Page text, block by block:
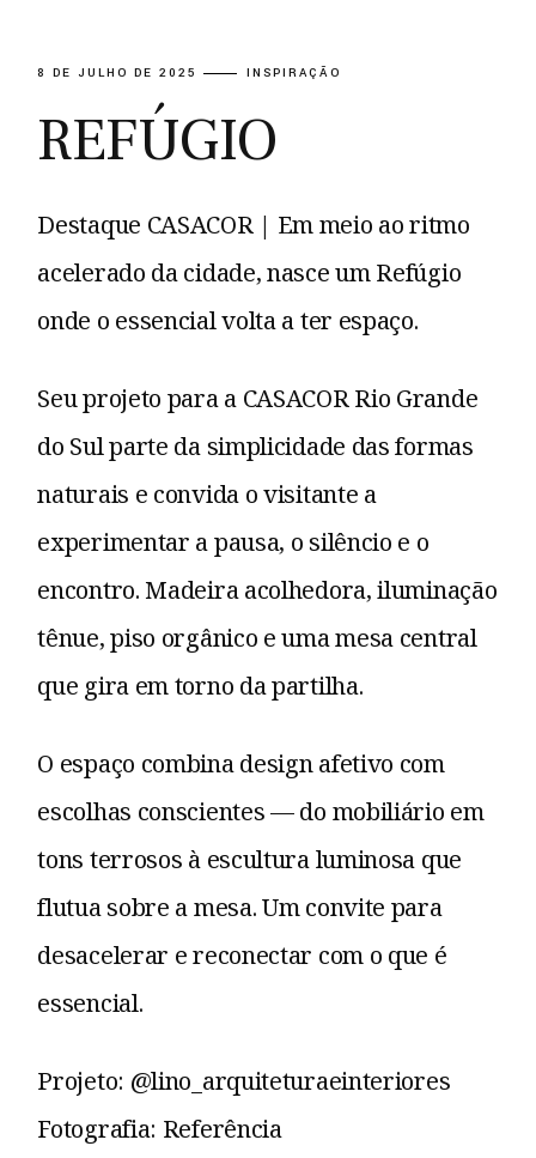
8 DE JULHO DE 2025 INSPIRAÇÃO
REFÚGIO
Destaque CASACOR | Em meio ao ritmo
acelerado da cidade, nasce um Refúgio
onde o essencial volta a ter espaço.
Seu projeto para a CASACOR Rio Grande
do Sul parte da simplicidade das formas
naturais e convida o visitante a
experimentar a pausa, o silêncio e o
encontro. Madeira acolhedora, iluminação
tênue, piso orgânico e uma mesa central
que gira em torno da partilha.
O espaço combina design afetivo com
escolhas conscientes — do mobiliário em
tons terrosos à escultura luminosa que
flutua sobre a mesa. Um convite para
desacelerar e reconectar com o que é
essencial.
Projeto: @lino_arquiteturaeinteriores
Fotografia: Referência